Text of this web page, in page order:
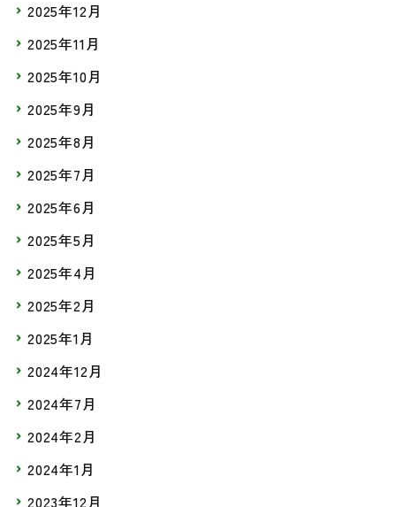
2025年12月
2025年11月
2025年10月
2025年9月
2025年8月
2025年7月
2025年6月
2025年5月
2025年4月
2025年2月
2025年1月
2024年12月
2024年7月
2024年2月
2024年1月
2023年12月